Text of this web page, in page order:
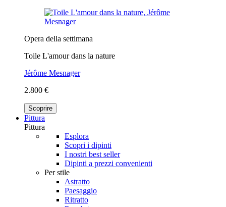
Opera della settimana
Toile L'amour dans la nature
Jérôme Mesnager
2.800 €
Scoprire
Pittura
Pittura
Esplora
Scopri i dipinti
I nostri best seller
Dipinti a prezzi convenienti
Per stile
Astratto
Paesaggio
Ritratto